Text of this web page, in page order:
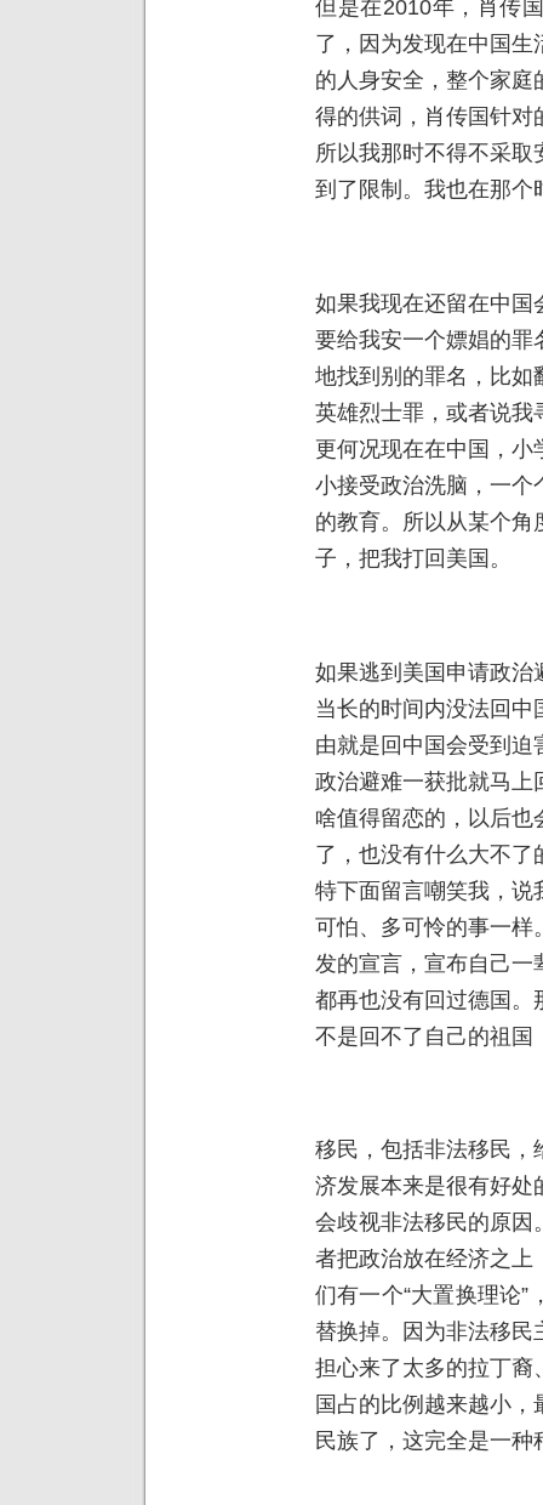
但是在2010年，肖传
了，因为发现在中国
的人身安全，整个家
得的供词，肖传国针对
所以我那时不得不采
到了限制。我也在那个
如果我现在还留在中国
要给我安一个嫖娼的罪
地找到别的罪名，比如
英雄烈士罪，或者说我
更何况现在在中国，
小接受政治洗脑，一个
的教育。所以从某个
子，把我打回美国。
如果逃到美国申请政治
当长的时间内没法回
由就是回中国会受到
政治避难一获批就马上
啥值得留恋的，以后
了，也没有什么大不
特下面留言嘲笑我，说
可怕、多可怜的事一样
发的宣言，宣布自己
都再也没有回过德国。
不是回不了自己的祖国
移民，包括非法移民，
济发展本来是很有好处
会歧视非法移民的原因
者把政治放在经济之上
们有一个“大置换理论
替换掉。因为非法移
担心来了太多的拉丁裔
国占的比例越来越小
民族了，这完全是一种